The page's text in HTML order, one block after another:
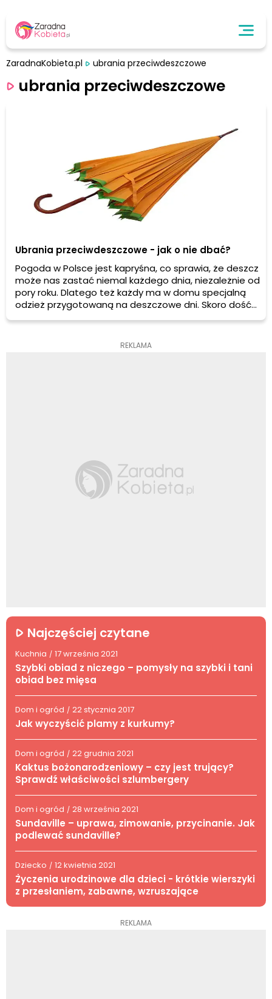
ZaradnaKobieta.pl ubrania przeciwdeszczowe
ubrania przeciwdeszczowe
Ubrania przeciwdeszczowe - jak o nie dbać?
Pogoda w Polsce jest kapryśna, co sprawia, że deszcz
może nas zastać niemal każdego dnia, niezależnie od
pory roku. Dlatego też każdy ma w domu specjalną
odzież przygotowaną na deszczowe dni. Skoro dość
często przychodzi nam korzystać z parasoli, kurtek,
dobrym stanie i zawsze gotowe do użytku.
REKLAMA
Najczęściej czytane
Kuchnia / 17 września 2021
Szybki obiad z niczego – pomysły na szybki i tani
obiad bez mięsa
Dom i ogród / 22 stycznia 2017
Jak wyczyścić plamy z kurkumy?
Dom i ogród / 22 grudnia 2021
Kaktus bożonarodzeniowy – czy jest trujący?
Sprawdź właściwości szlumbergery
Dom i ogród / 28 września 2021
Sundaville – uprawa, zimowanie, przycinanie. Jak
podlewać sundaville?
Dziecko / 12 kwietnia 2021
Życzenia urodzinowe dla dzieci - krótkie wierszyki
z przesłaniem, zabawne, wzruszające
REKLAMA